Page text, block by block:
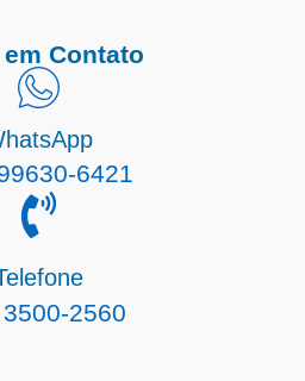
Contato
6421
2560